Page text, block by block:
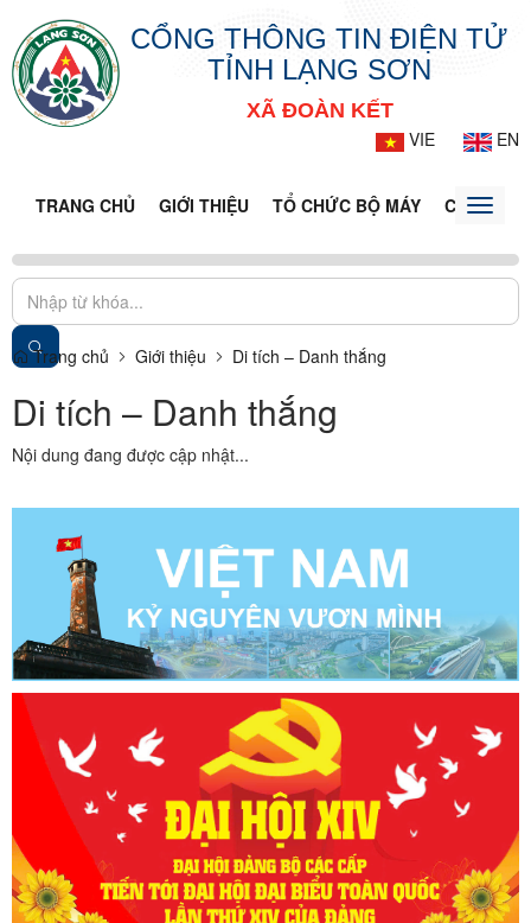
CỔNG THÔNG TIN ĐIỆN TỬ
TỈNH LẠNG SƠN
XÃ ĐOÀN KẾT
VIE
EN
TRANG CHỦ GIỚI THIỆU TỔ CHỨC BỘ MÁY CỔNGToggle
Trang chủ Giới thiệu Di tích – Danh thắng
Di tích – Danh thắng
Nội dung đang được cập nhật...